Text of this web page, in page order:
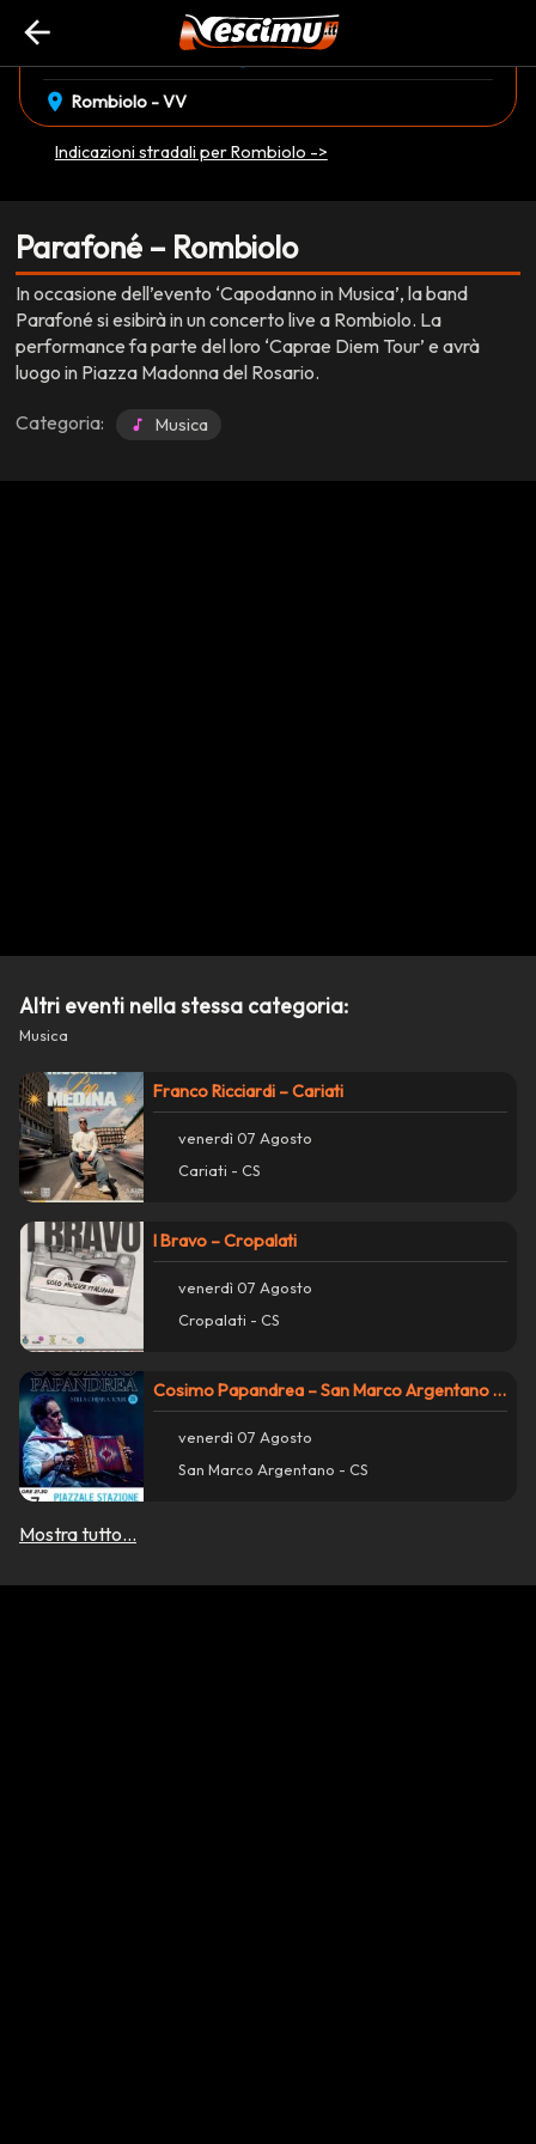
arrow_back
Azioni close
Condividi su WhatsApp
Condividi su Facebook
Copia collegamento
EVENTO CONCLUSO
giovedì 01 Gennaio
location_on Rombiolo - VV
Indicazioni stradali per Rombiolo ->
Parafoné – Rombiolo
In occasione dell’evento ‘Capodanno in Musica’, la band
Parafoné si esibirà in un concerto live a Rombiolo. La
performance fa parte del loro ‘Caprae Diem Tour’ e avrà
luogo in Piazza Madonna del Rosario.
Categoria: Musica
Altri eventi nella stessa categoria:
Musica
Franco Ricciardi – Cariati
venerdì 07 Agosto
Cariati - CS
I Bravo – Cropalati
venerdì 07 Agosto
Cropalati - CS
Cosimo Papandrea – San Marco Argentano Scalo
venerdì 07 Agosto
San Marco Argentano - CS
Mostra tutto...